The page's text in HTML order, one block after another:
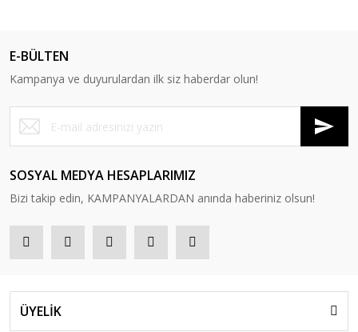
E-BÜLTEN
Kampanya ve duyurulardan ilk siz haberdar olun!
SOSYAL MEDYA HESAPLARIMIZ
Bizi takip edin, KAMPANYALARDAN anında haberiniz olsun!
ÜYELİK